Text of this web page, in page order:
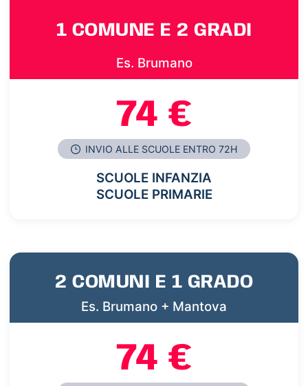
1 COMUNE E 2 GRADI
Es. Brumano
74 €
INVIO ALLE SCUOLE ENTRO 72H
SCUOLE INFANZIA
SCUOLE PRIMARIE
2 COMUNI E 1 GRADO
Es. Brumano + Mantova
74 €